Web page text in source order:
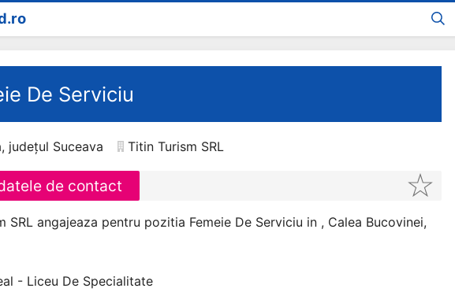
De Serviciu
, județul Suceava Titin Turism SRL
de contact
SRL angajeaza pentru pozitia Femeie De Serviciu in , Calea Bucovinei,
- Liceu De Specialitate